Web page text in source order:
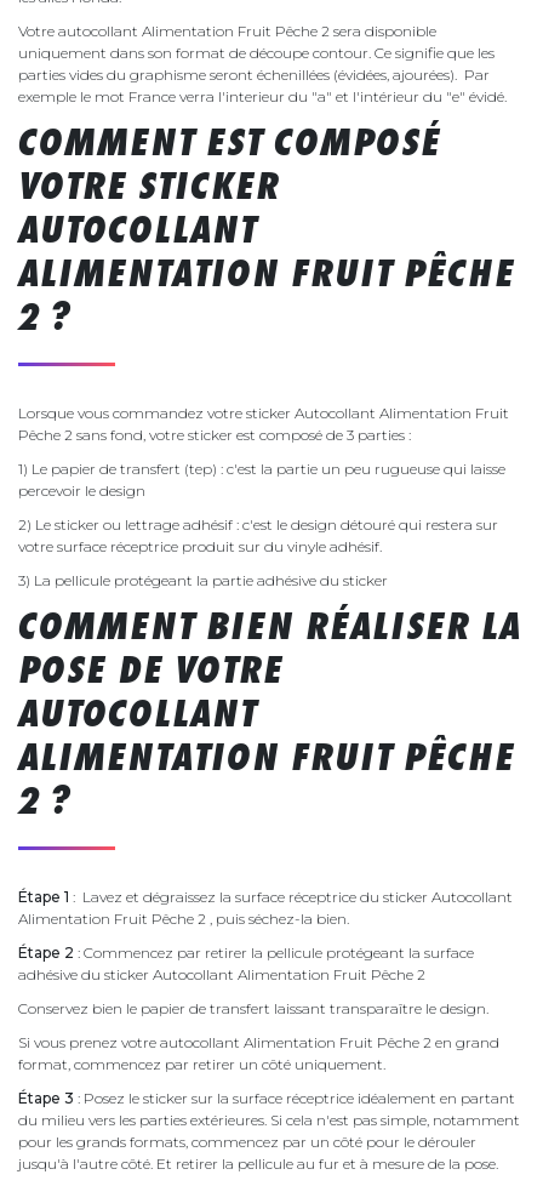
Votre autocollant Alimentation Fruit Pêche 2 sera disponible
uniquement dans son format de découpe contour. Ce signifie que les
parties vides du graphisme seront échenillées (évidées, ajourées). Par
exemple le mot France verra l'interieur du "a" et l'intérieur du "e" évidé.
COMMENT EST COMPOSÉ
VOTRE STICKER
AUTOCOLLANT
ALIMENTATION FRUIT PÊCHE
2 ?
Lorsque vous commandez votre sticker Autocollant Alimentation Fruit
Pêche 2 sans fond, votre sticker est composé de 3 parties :
1) Le papier de transfert (tep) : c'est la partie un peu rugueuse qui laisse
percevoir le design
2) Le sticker ou lettrage adhésif : c'est le design détouré qui restera sur
votre surface réceptrice produit sur du vinyle adhésif.
3) La pellicule protégeant la partie adhésive du sticker
COMMENT BIEN RÉALISER LA
POSE DE VOTRE
AUTOCOLLANT
ALIMENTATION FRUIT PÊCHE
2 ?
Étape 1 : Lavez et dégraissez la surface réceptrice du sticker Autocollant
Alimentation Fruit Pêche 2 , puis séchez-la bien.
Étape 2 : Commencez par retirer la pellicule protégeant la surface
adhésive du sticker Autocollant Alimentation Fruit Pêche 2
Conservez bien le papier de transfert laissant transparaître le design.
Si vous prenez votre autocollant Alimentation Fruit Pêche 2 en grand
format, commencez par retirer un côté uniquement.
Étape 3 : Posez le sticker sur la surface réceptrice idéalement en partant
du milieu vers les parties extérieures. Si cela n'est pas simple, notamment
pour les grands formats, commencez par un côté pour le dérouler
jusqu'à l'autre côté. Et retirer la pellicule au fur et à mesure de la pose.